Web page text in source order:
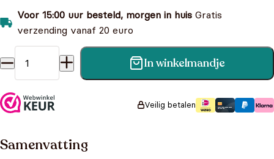
Voor 15:00 uur besteld, morgen in huis Gratis
verzending vanaf 20 euro
Spirit samen vrij - Kleurboek met spelletjes aantal
In winkelmandje
Veilig betalen
Samenvatting